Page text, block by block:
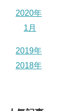
2020年
1月
2019年
2018年